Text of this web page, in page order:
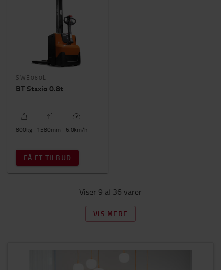
SWE080L
BT Staxio 0.8t
800kg 1580mm 6.0km/h
FÅ ET TILBUD
Viser 9 af 36 varer
VIS MERE